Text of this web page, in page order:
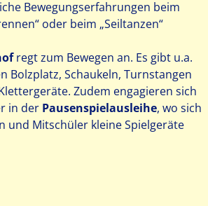
Bewegungserfahrungen beim
oder beim „Seiltanzen“
regt zum Bewegen an. Es gibt u.a.
Bolzplatz, Schaukeln, Turnstangen
Zudem engagieren sich
in der Pausenspielausleihe, wo sich
und Mitschüler kleine Spielgeräte